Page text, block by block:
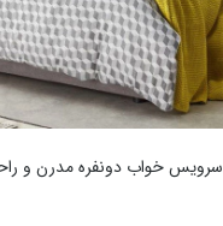
سرویس خواب دونفره مدرن و